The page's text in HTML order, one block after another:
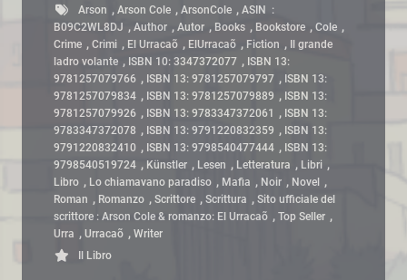
Arson , Arson Cole , ArsonCole , ASIN ‏ : ‎
B09C2WL8DJ , Author , Autor , Books , Bookstore , Cole ,
Crime , Crimi , El Urracaõ , ElUrracaõ , Fiction ,
Il grande
ladro volante , ISBN 10: 3347372077 , ISBN 13:
9781257079766 , ISBN 13: 9781257079797 , ISBN 13:
9781257079834 , ISBN 13: 9781257079889 , ISBN 13:
9781257079926 , ISBN 13: 9783347372061 , ISBN 13:
9783347372078 , ISBN 13: 9791220832359 , ISBN 13:
9791220832410 , ISBN 13: 9798540477444 , ISBN 13:
9798540519724 , Künstler , Lesen , Letteratura , Libri ,
Libro , Lo chiamavano paradiso , Mafia , Noir , Novel ,
Roman , Romanzo , Scrittore , Scrittura , Sito ufficiale del
scrittore : Arson Cole & romanzo: El Urracaõ , Top Seller ,
Urra , Urracaõ , Writer
Il Libro